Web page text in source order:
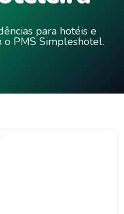
para hotéis e
o PMS Simpleshotel.